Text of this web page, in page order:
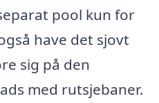
pool kun for
have det sjovt
sig på den
med rutsjebaner.